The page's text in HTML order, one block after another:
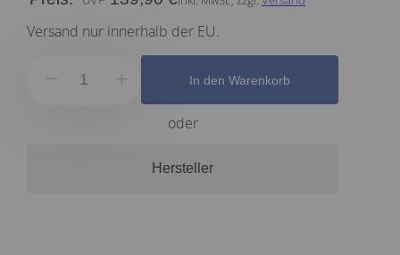
Versand nur innerhalb der EU.
In den Warenkorb
oder
Hersteller